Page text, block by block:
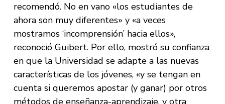
recomendó. No en vano «los estudiantes de
ahora son muy diferentes» y «a veces
mostramos ‘incomprensión’ hacia ellos»,
reconoció Guibert. Por ello, mostró su confianza
en que la Universidad se adapte a las nuevas
características de los jóvenes, «y se tengan en
cuenta si queremos apostar (y ganar) por otros
métodos de enseñanza-aprendizaje, y otra